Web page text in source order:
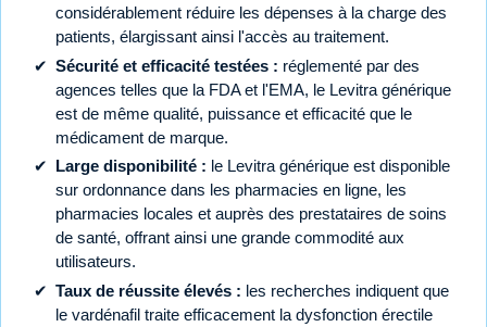
considérablement réduire les dépenses à la charge des
patients, élargissant ainsi l'accès au traitement.
Sécurité et efficacité testées : réglementé par des
agences telles que la FDA et l'EMA, le Levitra générique
est de même qualité, puissance et efficacité que le
médicament de marque.
Large disponibilité : le Levitra générique est disponible
sur ordonnance dans les pharmacies en ligne, les
pharmacies locales et auprès des prestataires de soins
de santé, offrant ainsi une grande commodité aux
utilisateurs.
Taux de réussite élevés : les recherches indiquent que
le vardénafil traite efficacement la dysfonction érectile